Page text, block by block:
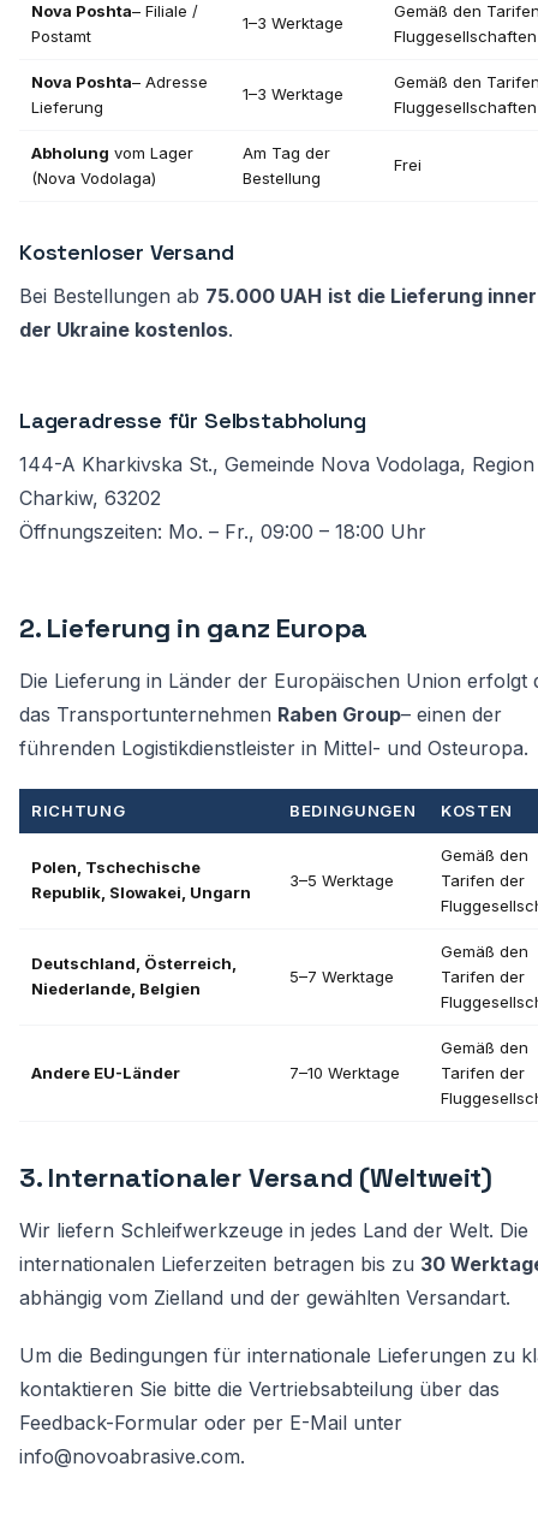
Nova Poshta– Filiale /
Postamt
1–3 Werktage
Gemäß den
Fluggesellschaften
Nova Poshta– Adresse
Lieferung
1–3 Werktage
Gemäß den
Fluggesellschaften
Abholung vom Lager
(Nova Vodolaga)
Am Tag der
Bestellung
Frei
Kostenloser Versand
Bei Bestellungen ab 75.000 UAH ist die Lieferung
der Ukraine kostenlos.
Lageradresse für Selbstabholung
144-A Kharkivska St., Gemeinde Nova Vodolaga, Region
Charkiw, 63202
Öffnungszeiten: Mo. – Fr., 09:00 – 18:00 Uhr
2. Lieferung in ganz Europa
Die Lieferung in Länder der Europäischen Union erfolgt
das Transportunternehmen Raben Group– einen der
führenden Logistikdienstleister in Mittel- und Osteuropa.
RICHTUNG BEDINGUNGEN KOSTEN
Polen, Tschechische
Republik, Slowakei, Ungarn
3–5 Werktage
Gemäß den
Tarifen der
Deutschland, Österreich,
Niederlande, Belgien
5–7 Werktage
Gemäß den
Tarifen der
Andere EU-Länder 7–10 Werktage
Gemäß den
Tarifen der
3. Internationaler Versand (Weltweit)
Wir liefern Schleifwerkzeuge in jedes Land der Welt. Die
internationalen Lieferzeiten betragen bis zu 30
abhängig vom Zielland und der gewählten Versandart.
Um die Bedingungen für internationale Lieferungen zu
kontaktieren Sie bitte die Vertriebsabteilung über das
Feedback-Formular oder per E-Mail unter
info@novoabrasive.com.